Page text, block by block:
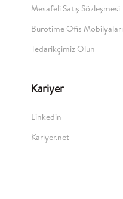
Mesafeli Satış Sözleşmesi
Burotime Ofis Mobilyaları
Tedarikçimiz Olun
Kariyer
Linkedin
Kariyer.net